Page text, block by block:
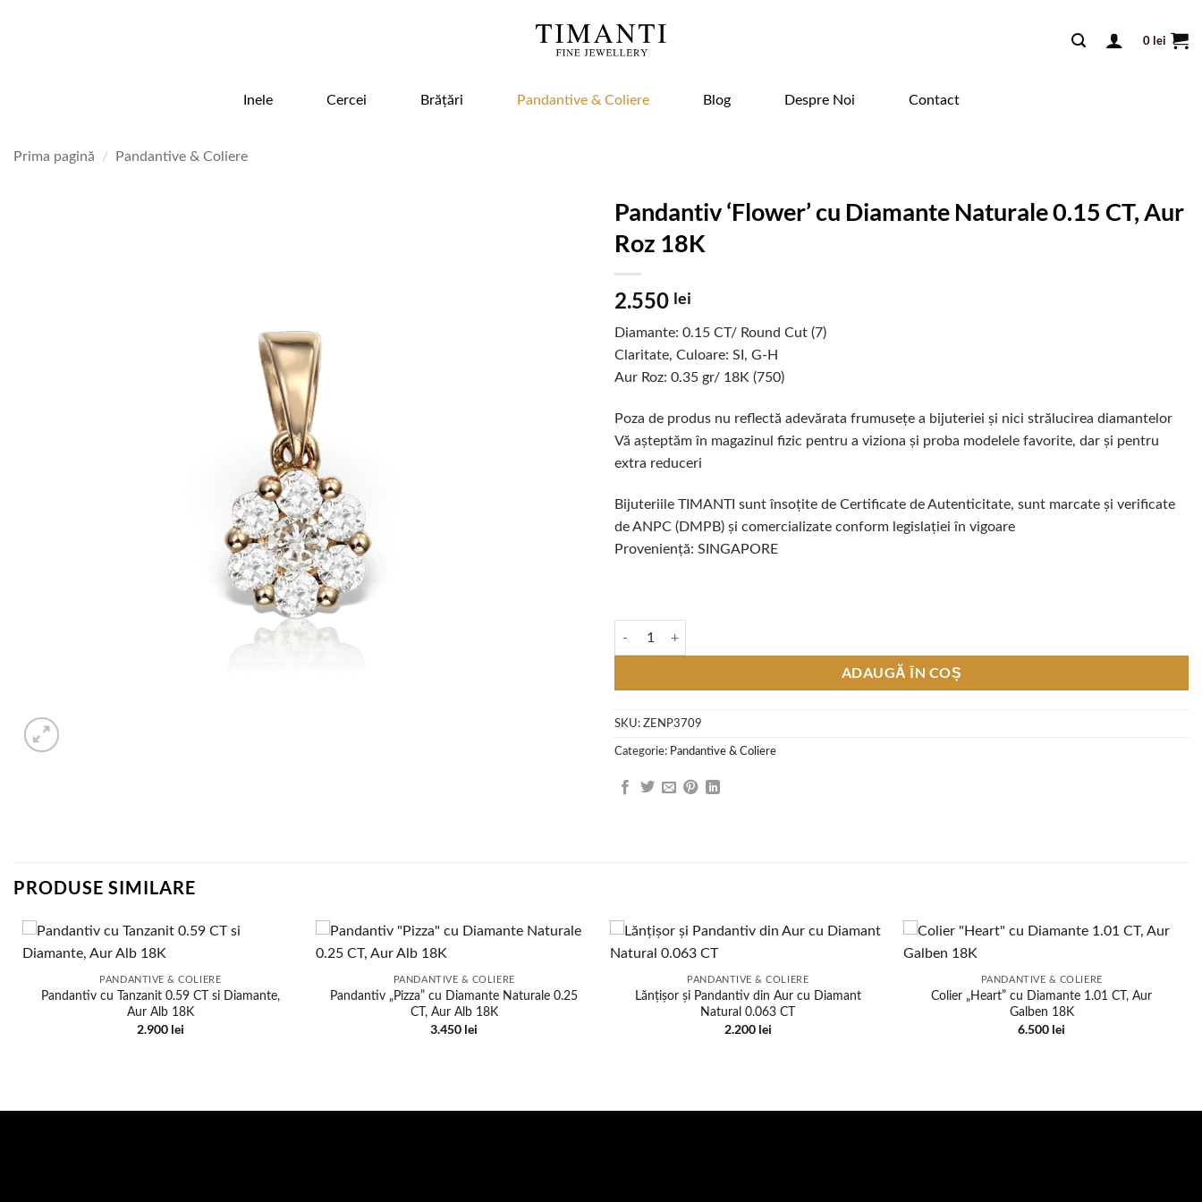
0 lei
Inele Cercei Brățări Pandantive & Coliere Blog Despre Noi Contact
Prima pagină / Pandantive & Coliere
Pandantiv ‘Flower’ cu Diamante Naturale 0.15 CT, Aur
Roz 18K
2.550 lei
Diamante: 0.15 CT/ Round Cut (7)
Claritate, Culoare: SI, G-H
Aur Roz: 0.35 gr/ 18K (750)
Poza de produs nu reflectă adevărata frumusețe a bijuteriei și nici strălucirea diamantelor
Vă așteptăm în magazinul fizic pentru a viziona și proba modelele favorite, dar și pentru
extra reduceri
Bijuteriile TIMANTI sunt însoțite de Certificate de Autenticitate, sunt marcate și verificate
de ANPC (DMPB) și comercializate conform legislației în vigoare
Proveniență: SINGAPORE
Cantitate Pandantiv 'Flower' cu Diamante Naturale 0.15 CT, Aur Roz 18K
ADAUGĂ ÎN COȘ
SKU: ZENP3709
Categorie: Pandantive & Coliere
PRODUSE SIMILARE
PANDANTIVE & COLIERE
Pandantiv cu Tanzanit 0.59 CT si Diamante,
Aur Alb 18K
2.900 lei
PANDANTIVE & COLIERE
Pandantiv „Pizza” cu Diamante Naturale 0.25
CT, Aur Alb 18K
3.450 lei
PANDANTIVE & COLIERE
Lănțișor și Pandantiv din Aur cu Diamant
Natural 0.063 CT
2.200 lei
PANDANTIVE & COLIERE
Colier „Heart” cu Diamante 1.01 CT, Aur
Galben 18K
6.500 lei